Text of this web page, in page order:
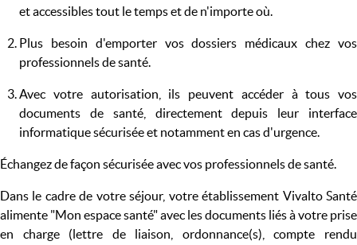
et accessibles tout le temps et de n'importe où.
Plus besoin d'emporter vos dossiers médicaux chez vos
professionnels de santé.
Avec votre autorisation, ils peuvent accéder à tous vos
documents de santé, directement depuis leur interface
informatique sécurisée et notamment en cas d'urgence.
Échangez de façon sécurisée avec vos professionnels de santé.
Dans le cadre de votre séjour, votre établissement Vivalto Santé
alimente "Mon espace santé" avec les documents liés à votre prise
en charge (lettre de liaison, ordonnance(s), compte rendu